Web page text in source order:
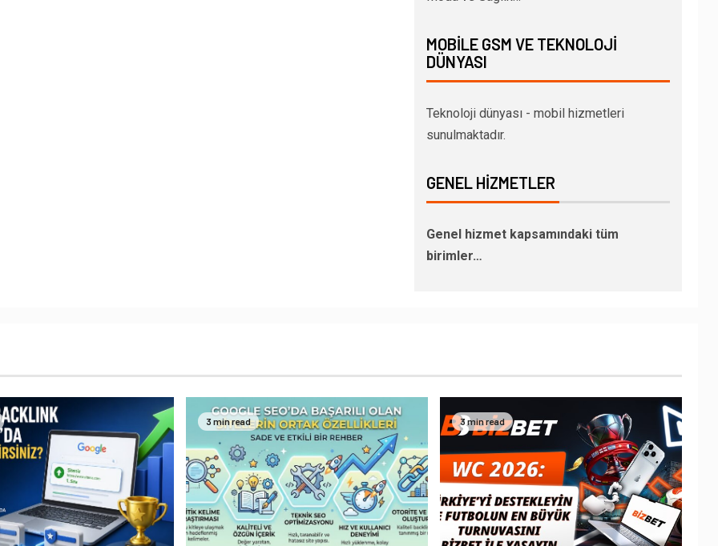
MOBILE GSM VE TEKNOLOJI
DÜNYASI
Teknoloji dünyası - mobil hizmetleri
sunulmaktadır.
GENEL HIZMETLER
Genel hizmet kapsamındaki tüm
birimler…
3 min read 3 min read